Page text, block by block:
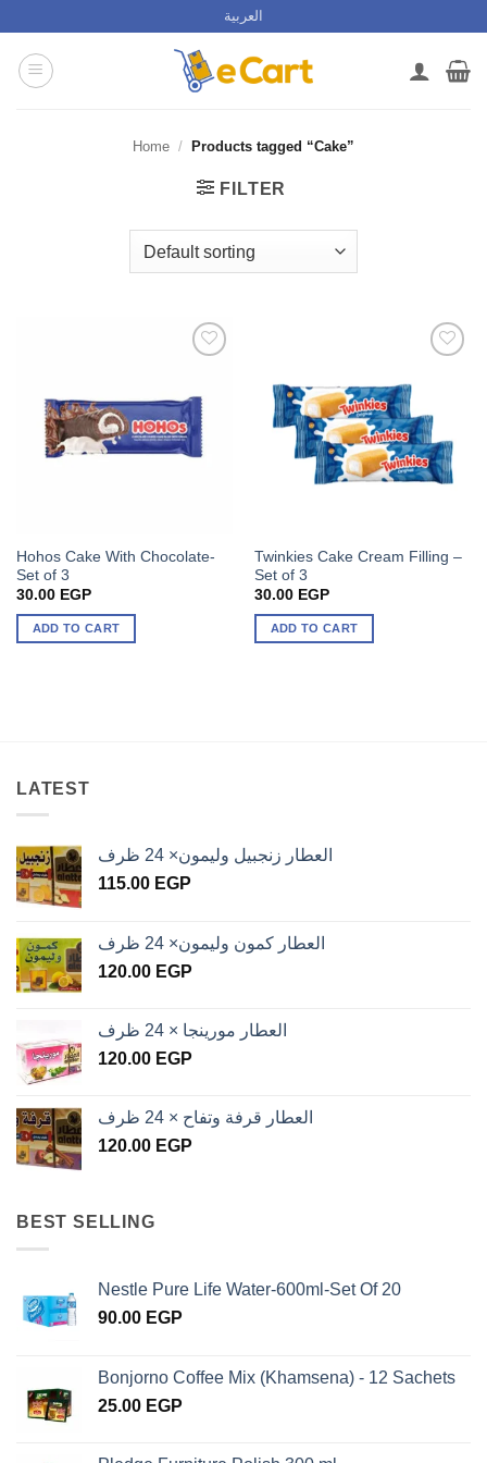
content
العربية
Home / Products tagged “Cake”
FILTER
Hohos Cake With Chocolate-
Set of 3
30.00EGP
ADD TO CART
Twinkies Cake Cream Filling –
Set of 3
30.00EGP
ADD TO CART
LATEST
العطار زنجبيل وليمون× 24 ظرف
115.00 EGP
العطار كمون وليمون× 24 ظرف
120.00 EGP
العطار مورينجا × 24 ظرف
120.00 EGP
العطار قرفة وتفاح × 24 ظرف
120.00 EGP
BEST SELLING
Nestle Pure Life Water-600ml-Set Of 20
90.00 EGP
Bonjorno Coffee Mix (Khamsena) - 12 Sachets
25.00 EGP